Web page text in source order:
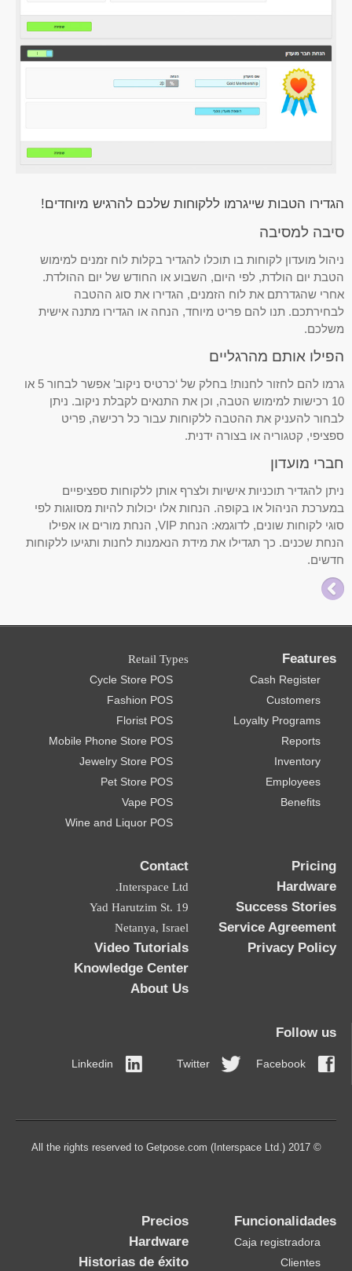
הגדירו הטבות שייגרמו ללקוחות שלכם להרגיש מיוחדים!
סיבה למסיבה
ניהול מועדון לקוחות בו תוכלו להגדיר בקלות לוח זמנים למימוש
הטבת יום הולדת, לפי היום, השבוע או החודש של יום ההולדת.
אחרי שהגדרתם את לוח הזמנים, הגדירו את סוג ההטבה
לבחירתכם. תנו להם פריט מיוחד, הנחה או הגדירו מתנה אישית
משלכם.
הפילו אותם מהרגליים
גרמו להם לחזור לחנות! בחלק של ‘כרטיס ניקוב’ אפשר לבחור 5 או
10 רכישות למימוש הטבה, וכן את התנאים לקבלת ניקוב. ניתן
לבחור להעניק את ההטבה ללקוחות עבור כל רכישה, פריט
ספציפי, קטגוריה או בצורה ידנית.
חברי מועדון
ניתן להגדיר תוכניות אישיות ולצרף אותן ללקוחות ספציפיים
במערכת הניהול או בקופה. הנחות אלו יכולות להיות מסווגות לפי
סוגי לקוחות שונים, לדוגמא: הנחת VIP, הנחת מורים או אפילו
הנחת שכנים. כך תגדילו את מידת הנאמנות לחנות ותגיעו ללקוחות
חדשים.
Features
Cash Register
Customers
Loyalty Programs
Reports
Inventory
Employees
Benefits
Retail Types
Cycle Store POS
Fashion POS
Florist POS
Mobile Phone Store POS
Jewelry Store POS
Pet Store POS
Vape POS
Wine and Liquor POS
Pricing
Hardware
Success Stories
Service Agreement
Privacy Policy
Contact
Interspace Ltd.
19 Yad Harutzim St.
Netanya, Israel
Video Tutorials
Knowledge Center
About Us
Follow us
Facebook
Twitter
Linkedin
© 2017 All the rights reserved to Getpose.com (Interspace Ltd.)
Funcionalidades
Caja registradora
Clientes
Precios
Hardware
Historias de éxito